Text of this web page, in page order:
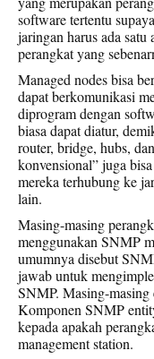
software tertentu
jaringan harus ada
perangkat yang
Managed nodes bisa
dapat berkomunikasi
diprogram dengan
biasa dapat diatur,
router, bridge, hubs,
konvensional” juga
mereka terhubung ke
lain.
Masing-masing
menggunakan SNMP
umumnya disebut
jawab untuk
SNMP. Masing-
Komponen SNMP
kepada apakah
management station.